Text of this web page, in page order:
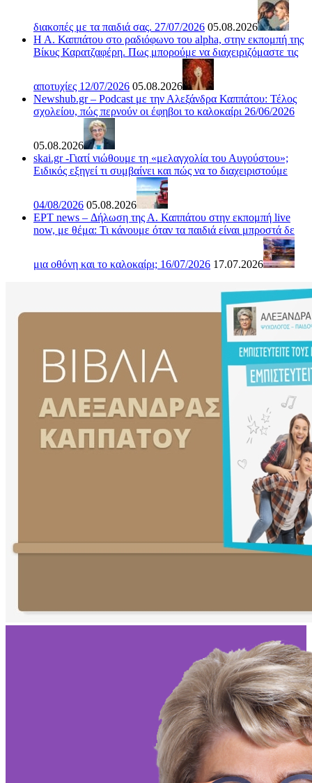
διακοπές με τα παιδιά σας. 27/07/2026 05.08.2026
Η Α. Καππάτου στο ραδιόφωνο του alpha, στην εκπομπή της
Βίκυς Καρατζαφέρη. Πως μπορούμε να διαχειριζόμαστε τις
αποτυχίες 12/07/2026 05.08.2026
Newshub.gr – Podcast με την Αλεξάνδρα Καππάτου: Τέλος
σχολείου, πώς περνούν οι έφηβοι το καλοκαίρι 26/06/2026
05.08.2026
skai.gr -Γιατί νιώθουμε τη «μελαγχολία του Αυγούστου»;
Ειδικός εξηγεί τι συμβαίνει και πώς να το διαχειριστούμε
04/08/2026 05.08.2026
ΕΡΤ news – Δήλωση της Α. Καππάτου στην εκπομπή live
now, με θέμα: Τι κάνουμε όταν τα παιδιά είναι μπροστά δε
μια οθόνη και το καλοκαίρι; 16/07/2026 17.07.2026